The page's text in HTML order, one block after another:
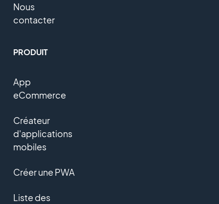
Nous
contacter
PRODUIT
App
eCommerce
Créateur
d'applications
mobiles
Créer une PWA
Liste des